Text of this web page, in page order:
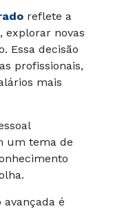
reflete a
explorar novas
Essa decisão
profissionais,
mais
um tema de
é